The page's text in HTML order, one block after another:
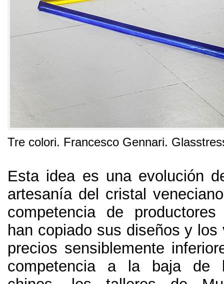
Tre colori. Francesco Gennari.
Esta idea es una evolución
artesanía del cristal
competencia de
han copiado sus diseños y los
precios sensiblemente
competencia a la baja de